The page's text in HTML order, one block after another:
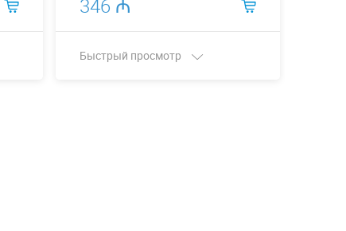
346 ₼
Быстрый просмотр